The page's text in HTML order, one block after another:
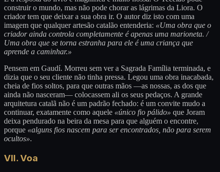
construir o mundo, mas não pode chorar as lágrimas da Liora. O
criador tem que deixar a sua obra ir. O autor diz isto com uma
imagem que qualquer artesão catalão entenderia: «Uma obra que o
criador ainda controla completamente é apenas uma marioneta. /
Uma obra que se torna estranha para ele é uma criança que
aprende a caminhar.»
Pensem em Gaudí. Morreu sem ver a Sagrada Família terminada, e
dizia que o seu cliente não tinha pressa. Legou uma obra inacabada,
cheia de fios soltos, para que outras mãos —as nossas, as dos que
ainda não nasceram— colocassem ali os seus pedaços. A grande
arquitetura catalã não é um padrão fechado: é um convite mudo a
continuar, exatamente como aquele «único fio pálido» que Joram
deixa pendurado na beira da mesa para que alguém o encontre,
porque «alguns fios nascem para ser encontrados, não para serem
ocultos».
VII. Voa